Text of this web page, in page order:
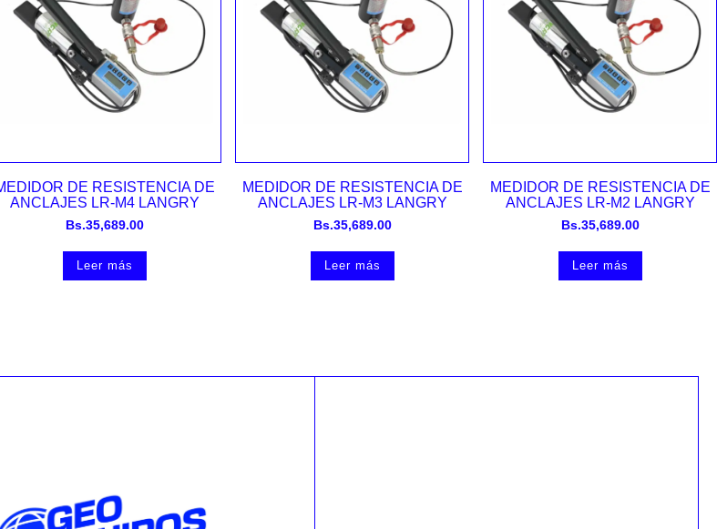
Vista rápida
DE RESISTENCIA DE
ANCLAJES LR-M4 LANGRY
Bs.35,689.00
Leer más
Vista rápida
MEDIDOR DE RESISTENCIA DE
ANCLAJES LR-M3 LANGRY
Bs.35,689.00
Leer más
Vista rápida
MEDIDOR DE RESISTENCIA DE
ANCLAJES LR-M2 LANGRY
Bs.35,689.00
Leer más